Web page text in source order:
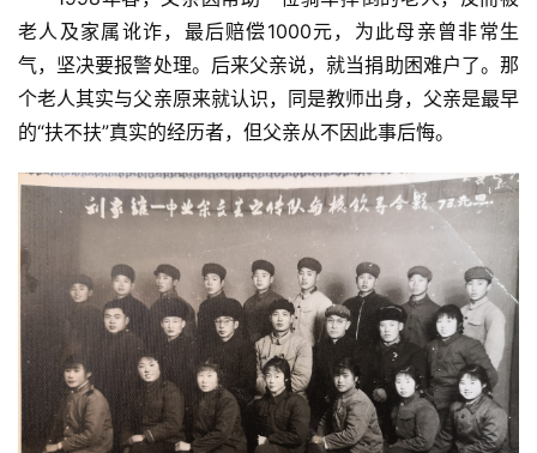
专
题
更
老人及家属讹诈，最后赔偿1000元，为此母亲曾非常生
气，坚决要报警处理。后来父亲说，就当捐助困难户了。那
个老人其实与父亲原来就认识，同是教师出身，父亲是最早
的“扶不扶”真实的经历者，但父亲从不因此事后悔。